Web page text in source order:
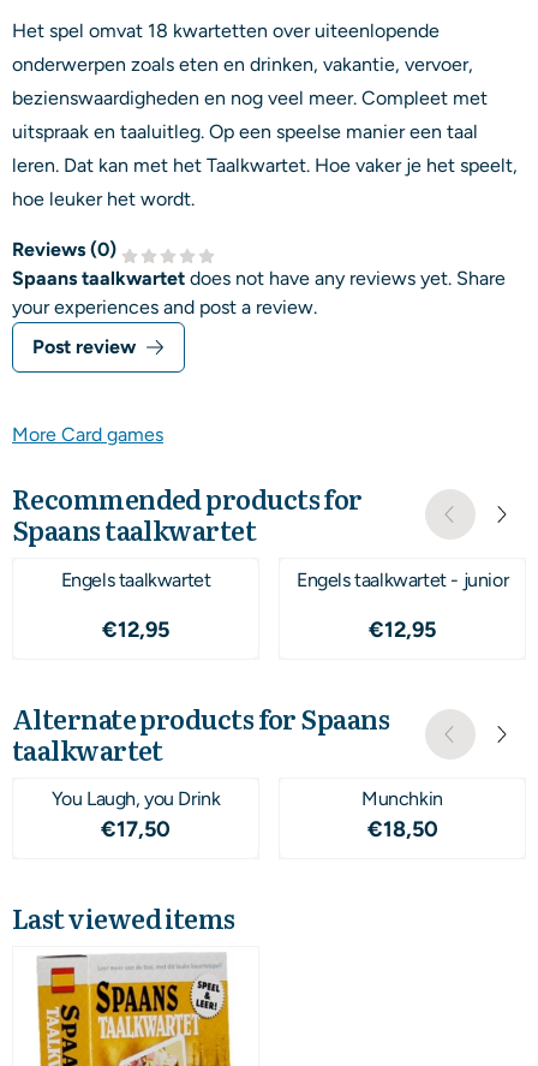
Het spel omvat 18 kwartetten over uiteenlopende
onderwerpen zoals eten en drinken, vakantie, vervoer,
bezienswaardigheden en nog veel meer. Compleet met
uitspraak en taaluitleg. Op een speelse manier een taal
leren. Dat kan met het Taalkwartet. Hoe vaker je het speelt,
hoe leuker het wordt.
Reviews (0)
Spaans taalkwartet does not have any reviews yet. Share
your experiences and post a review.
Post review
More Card games
Recommended products for
Spaans taalkwartet
Engels taalkwartet
Price: 12,95
€12,95
Engels taalkwartet - junior
Price: 12,95
€12,95
Alternate products forSpaans
taalkwartet
You Laugh, you Drink
Price: 17,50
€17,50
Munchkin
Price: 18,50
€18,50
Last viewed items